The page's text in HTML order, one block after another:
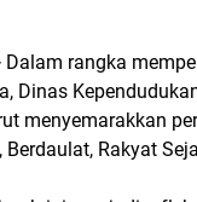
Dalam rangka
Dinas
menyemarakkan
Berdaulat, Rakyat